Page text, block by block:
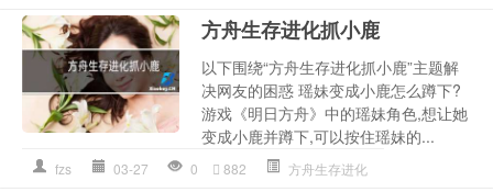
方舟生存进化抓小鹿
以下围绕“方舟生存进化抓小鹿”主题解
决网友的困惑 瑶妹变成小鹿怎么蹲下?
游戏《明日方舟》中的瑶妹角色,想让她
变成小鹿并蹲下,可以按住瑶妹的...
fzs 03-27 0 882 方舟生存进化